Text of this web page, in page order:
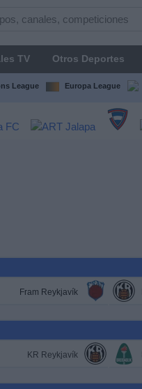
TV Otros Deportes
League Europa League
Fram Reykjavík
KR Reykjavík